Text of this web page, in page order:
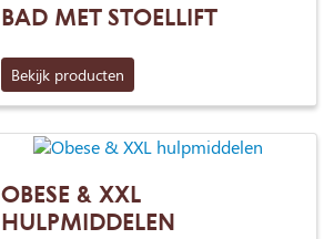
BAD MET STOELLIFT
Bekijk producten
OBESE & XXL
HULPMIDDELEN